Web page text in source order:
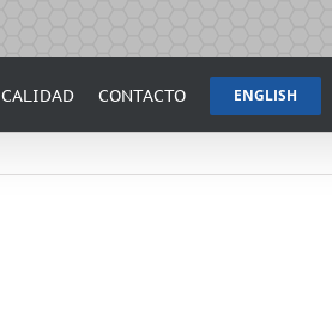
CALIDAD CONTACTO ENGLISH